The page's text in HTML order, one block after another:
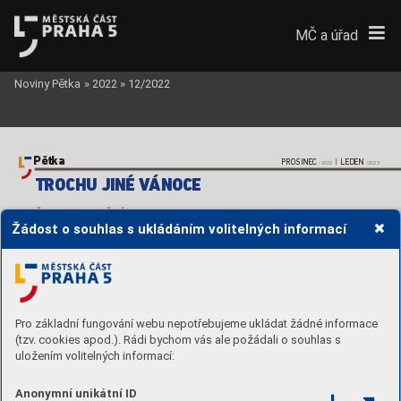
Žádost o souhlas s ukládáním volitelných informací
Pro základní fungování webu nepotřebujeme ukládat žádné informace
(tzv. cookies apod.). Rádi bychom vás ale požádali o souhlas s
uložením volitelných informací:
Anonymní unikátní ID
Pětka PROSINEC /2022 I LEDEN /2023
TROCHU JINÉ VÁNOCE
ČAS ZKLIDNĚNÍ
Vánoce našich předků měl y
mnohem hlubší význam
V
vpřeplněných obchodech
ausmaženého kapr a
sbramborovým salátem na
štědrovečerním stole. To jsme
hlubší význam. Stojí za to si ho
MČ a úřad
Noviny Pětka » 2022 » 12/2022